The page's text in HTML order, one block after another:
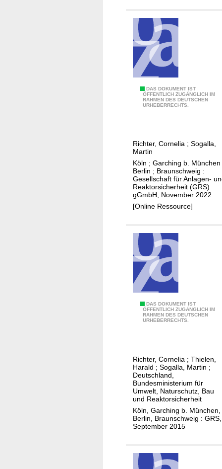
s
h
e
s
f
ü
r
d
i
g
a
b
e
e
a
m
s
"
S
a
u
o
F
i
t
e
n
d
e
r
R
S
f
r
d
n
n
u
n
g
s
-
n
DAS DOKUMENT IST
ÖFFENTLICH ZUGÄNGLICH IM
RAHMEN DES DEUTSCHEN
URHEBERRECHTS.
m
m
u
n
g
v
F
r
e
s
g
s
a
n
t
e
i
Richter, Cornelia ; Sogalla,
Martin
Köln ; Garching b. München
Berlin ; Braunschweig :
Gesellschaft für Anlagen-
Reaktorsicherheit (GRS)
gGmbH, November 2022
[Online Ressource]
DAS DOKUMENT IST
ÖFFENTLICH ZUGÄNGLICH IM
RAHMEN DES DEUTSCHEN
URHEBERRECHTS.
z
e
n
d
e
U
n
e
Richter, Cornelia ; Thielen,
Harald ; Sogalla, Martin ;
Deutschland,
Bundesministerium für
Umwelt, Naturschutz, Bau
und Reaktorsicherheit
Köln, Garching b. München,
Berlin, Braunschweig : GRS,
September 2015